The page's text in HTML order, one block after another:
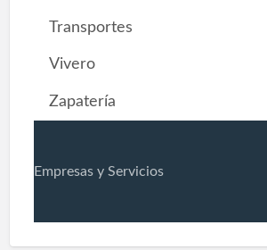
Transportes
Vivero
Zapatería
Empresas y Servicios